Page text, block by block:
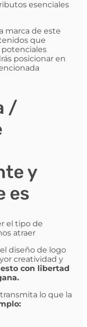
esenciales
marca de este
que
potenciales
posicionar en
/
y
es
el tipo de
atraer
diseño de logo
creatividad y
con libertad
lo que la